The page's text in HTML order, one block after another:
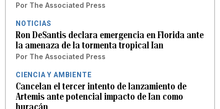
Por The Associated Press
NOTICIAS
Ron DeSantis declara emergencia en Florida ante
la amenaza de la tormenta tropical Ian
Por The Associated Press
CIENCIA Y AMBIENTE
Cancelan el tercer intento de lanzamiento de
Artemis ante potencial impacto de Ian como
huracán